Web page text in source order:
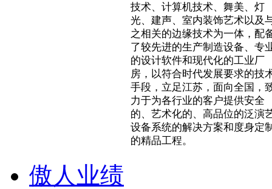
技术、计算机技术、舞美、灯
光、建声、室内装饰艺术以及
之相关的边缘技术为一体，配
了较先进的生产制造设备、专
的设计软件和现代化的工业厂
房，以符合时代发展要求的技
手段，立足江苏，面向全国，
力于为各行业的客户提供安全
的、艺术化的、高品位的泛演
设备系统的解决方案和度身定
的精品工程。
傲人业绩